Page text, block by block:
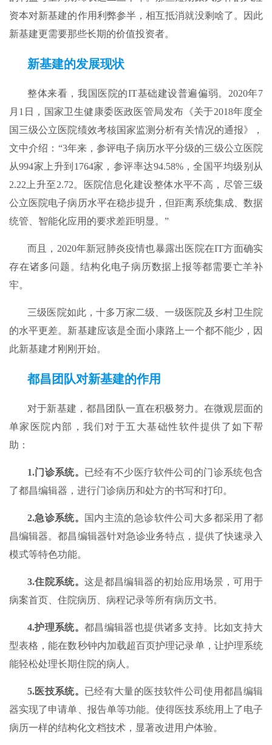
资本对新基建的作用利弊参半，相互抵消就没剩啥了。因此
新基建更需要那些长期的价值投资者。
新基建的发展现状
整体来看，我国医院的IT基础建设普遍偏弱。2020年7
月1日，国家卫生健康委医政医管局发布《关于2018年度全
国三级公立医院绩效考核国家监测分析有关情况的通报》，
文中介绍：“3年来，参评电子病历水平分级的三级公立医院
从994家上升到1764家，参评率达94.58%，全国平均级别从
2.22上升至2.72。医院信息化建设整体水平不高，尽管三级
公立医院电子病历水平在稳步提升，但距离系统集成、数据
统管、智能化应用的要求差距明显。”
而且，2020年新冠肺炎疫情也暴露出医院在IT方面确实
存在诸多问题。结构化电子病历数据上报等都需要亡羊补
牢。
三级医院如此，十多万家二级、一级医院及乡村卫生院
的水平更差。新基建应该是全面小康路上一个都不能少，因
此新基建才刚刚开始。
都昌团队对新基建的作用
对于新基建，都昌团队一直在积极努力。在微观层面的
单家医院内部，我们对于五大基础性软件提供了如下帮
助：
1.门诊系统。 已经有不少医疗软件公司的门诊系统包含
了都昌编辑器，进行门诊病历和处方的书写和打印。
2.急诊系统。
国内主流的急诊软件公司大多都采用了都
昌编辑器。都昌编辑器针对急诊业务特点，提供了快速录入
模式等特色功能。
3.住院系统。这是都昌编辑器的初始应用场景，可用于
病案首页、住院病历、病程记录等所有病历文书。
4.护理系统。都昌编辑器也提供诸多支持。比如支持大
型表格，能在数秒钟内加载超百页护理记录单，让护理系统
能轻松处理长期住院的病人。
5.医技系统。 已经有大量的医技软件公司使用都昌编辑
器实现了申请单、报告单等功能。使得医技系统用上了电子
病历一样的结构化文档技术，显著改进用户体验。